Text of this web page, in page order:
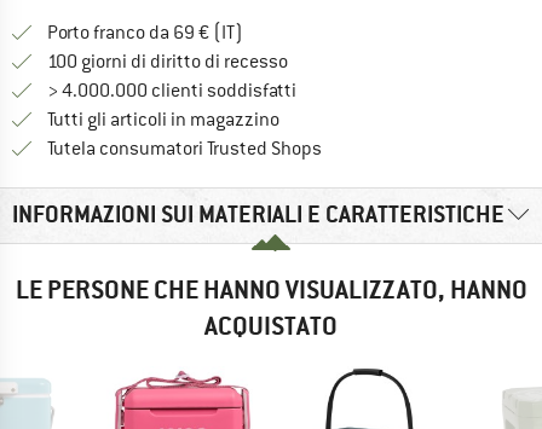
Porto franco da 69 € (IT)
100 giorni di diritto di recessoVai alla politica di recesso qui
> 4.000.000 clienti soddisfatti
Tutti gli articoli in magazzino
Tutela consumatori Trusted Shops
INFORMAZIONI SUI MATERIALI E CARATTERISTICHE
LE PERSONE CHE HANNO VISUALIZZATO, HANNO
ACQUISTATO